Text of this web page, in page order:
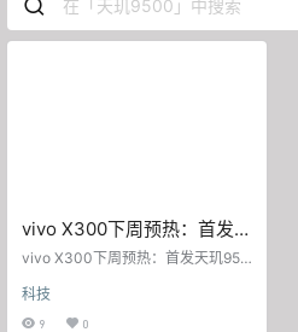
vivo X300下周预热：首发天
玑9500处理器，2亿像素摄
vivo X300下周预热：首发天玑950
-08-31 14:00·ITheat热点科技作品
声明：个人观点、仅供参考 随着时
科技
9 0